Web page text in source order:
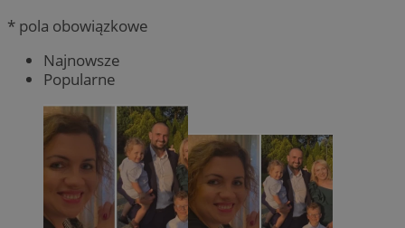
* pola obowiązkowe
Najnowsze
Popularne